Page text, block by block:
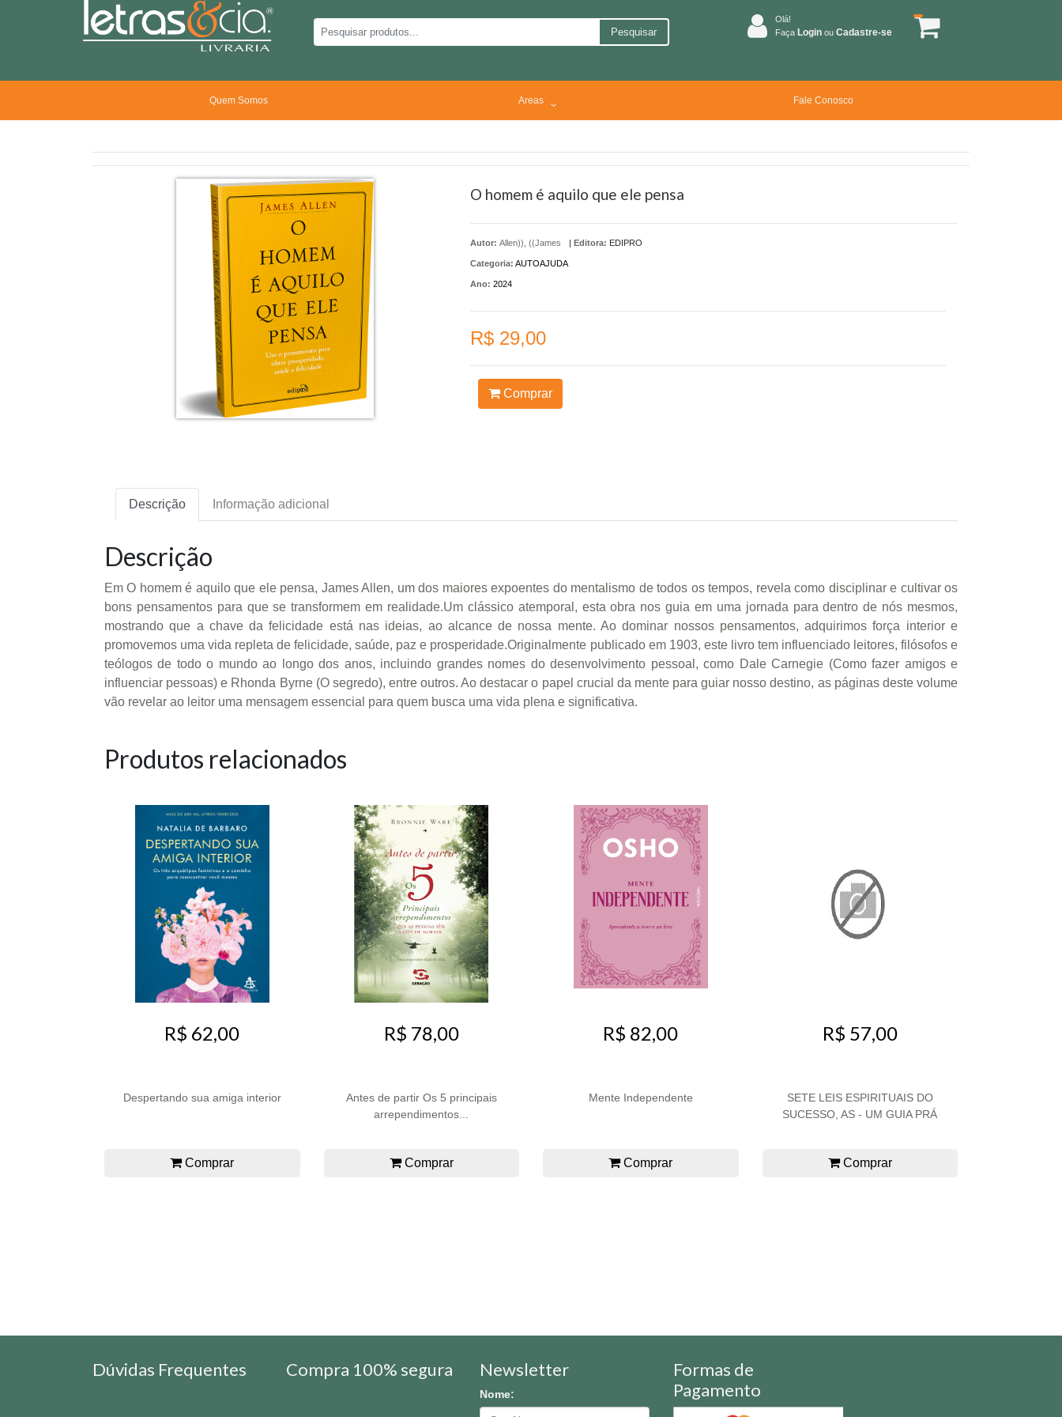
Pesquisar
Olá!
Faça Login ou Cadastre-se
Quem Somos Areas Fale Conosco
O homem é aquilo que ele pensa
Autor: Allen)), ((James | Editora: EDIPRO
Categoria: AUTOAJUDA
Ano: 2024
R$ 29,00
Comprar
Descrição Informação adicional
Descrição
Em O homem é aquilo que ele pensa, James Allen, um dos maiores expoentes do mentalismo de todos os tempos, revela como disciplinar e cultivar os
bons pensamentos para que se transformem em realidade.Um clássico atemporal, esta obra nos guia em uma jornada para dentro de nós mesmos,
mostrando que a chave da felicidade está nas ideias, ao alcance de nossa mente. Ao dominar nossos pensamentos, adquirimos força interior e
promovemos uma vida repleta de felicidade, saúde, paz e prosperidade.Originalmente publicado em 1903, este livro tem influenciado leitores, filósofos e
teólogos de todo o mundo ao longo dos anos, incluindo grandes nomes do desenvolvimento pessoal, como Dale Carnegie (Como fazer amigos e
influenciar pessoas) e Rhonda Byrne (O segredo), entre outros. Ao destacar o papel crucial da mente para guiar nosso destino, as páginas deste volume
vão revelar ao leitor uma mensagem essencial para quem busca uma vida plena e significativa.
Produtos relacionados
R$ 62,00
Despertando sua amiga interior
Comprar
R$ 78,00
Antes de partir Os 5 principais
arrependimentos...
Comprar
R$ 82,00
Mente Independente
Comprar
R$ 57,00
SETE LEIS ESPIRITUAIS DO
SUCESSO, AS - UM GUIA PRÁ
Comprar
Dúvidas Frequentes Compra 100% segura Newsletter
Nome:
Formas de
Pagamento